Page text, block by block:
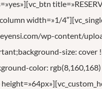
width=»1/
wp-content/
size: cover
color: